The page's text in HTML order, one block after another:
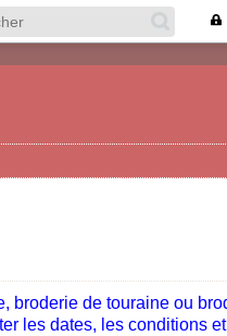
broderie de touraine ou
les dates, les conditions